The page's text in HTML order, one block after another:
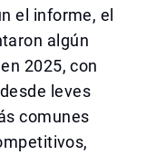
el informe, el
algún
2025, con
leves
comunes